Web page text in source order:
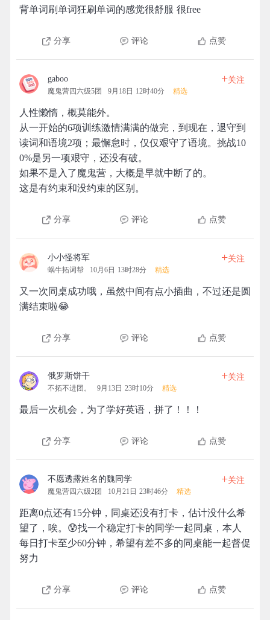
背单词刷单词狂刷单词的感觉很舒服 很free
分享 评论 点赞
gaboo
魔鬼营四六级5团 9月18日 12时40分 精选
+关注
人性懒惰，概莫能外。
从一开始的6项训练激情满满的做完，到现在，退守到
读词和语境2项；最懈怠时，仅仅艰守了语境。挑战10
0%是另一项艰守，还没有破。
如果不是入了魔鬼营，大概是早就中断了的。
这是有约束和没约束的区别。
分享 评论 点赞
小小怪将军
蜗牛拓词帮 10月6日 13时28分 精选
+关注
又一次同桌成功哦，虽然中间有点小插曲，不过还是圆
满结束啦😂
分享 评论 点赞
俄罗斯饼干
不拓不进团。 9月13日 23时10分 精选
+关注
最后一次机会，为了学好英语，拼了！！！
分享 评论 点赞
不愿透露姓名的魏同学
魔鬼营四六级2团 10月21日 23时46分 精选
+关注
距离0点还有15分钟，同桌还没有打卡，估计没什么希
望了，唉。😰找一个稳定打卡的同学一起同桌，本人
每日打卡至少60分钟，希望有差不多的同桌能一起督促
努力
分享 评论 点赞